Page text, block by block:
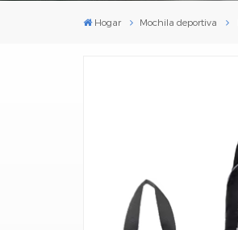
Hogar Mochila deportiva